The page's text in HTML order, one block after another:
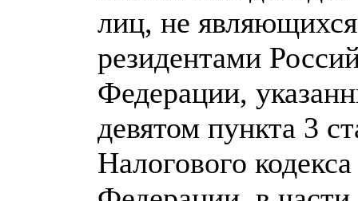
лиц, не
резидентами
Федерации,
девятом пункта 3
Налогового